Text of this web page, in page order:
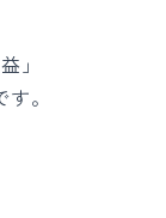
」
す。